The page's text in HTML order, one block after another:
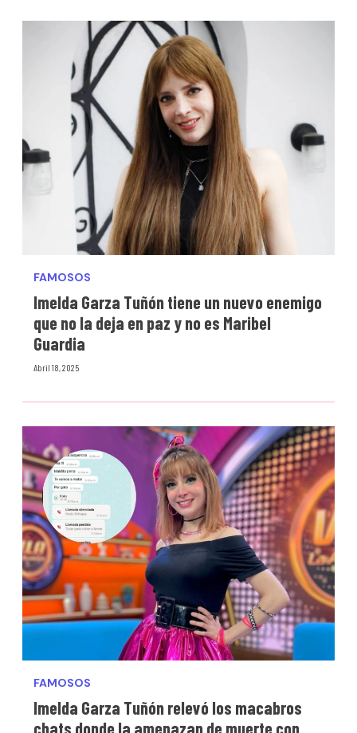
FAMOSOS
Imelda Garza Tuñón tiene un nuevo enemigo
que no la deja en paz y no es Maribel
Guardia
Abril 18, 2025
FAMOSOS
Imelda Garza Tuñón relevó los macabros
chats donde la amenazan de muerte con